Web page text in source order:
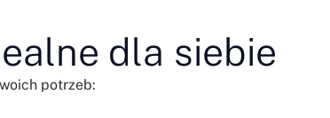
dla siebie
potrzeb: